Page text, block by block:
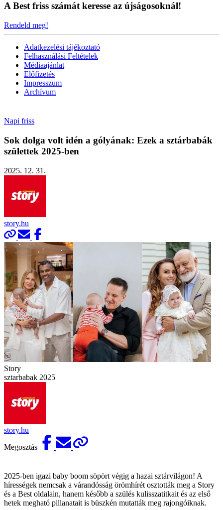
A Best friss számát keresse az újságosoknál!
Rendeld meg!
Adatkezelési tájékoztató
Felhasználási Feltételek
Médiaajánlat
Előfizetés
Impresszum
Archívum
Napi friss
Sok dolga volt idén a gólyának: Ezek a sztárbabák
születtek 2025-ben
2025. 12. 31.
story.hu
Story
sztarbabak 2025
story.hu
Megosztás
2025-ben igazi baby boom söpört végig a hazai sztárvilágon! A
hírességek nemcsak a várandósság örömhírét osztották meg a Story
és a Best oldalain, hanem később a szülés kulisszatitkait és az első
hetek megható pillanatait is büszkén mutatták meg rajongóiknak.